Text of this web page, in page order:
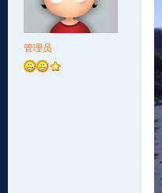
管理员